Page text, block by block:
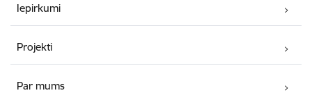
Iepirkumi
Projekti
Par mums